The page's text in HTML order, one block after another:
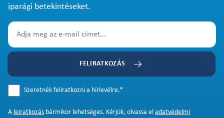
iparági betekintéseket.
FELIRATKOZÁS
Szeretnék feliratkozni a hírlevélre.*
A leiratkozás bármikor lehetséges. Kérjük, olvassa el adatvédelmi